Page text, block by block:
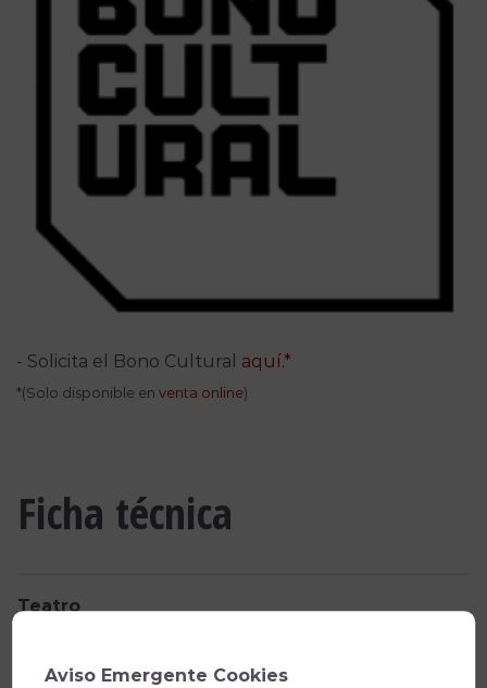
- Solicita el Bono Cultural aquí.*
*(Solo disponible enventa online)
Ficha técnica
Teatro
Aviso Emergente Cookies